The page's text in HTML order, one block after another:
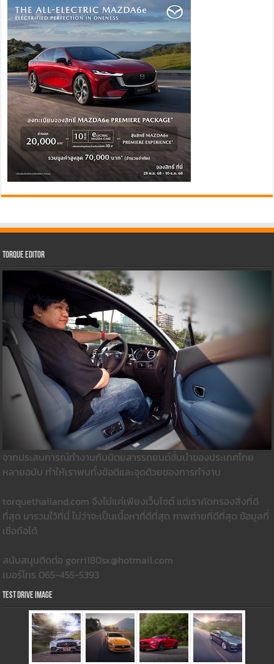
Torque Editor
จากประสบการณ์ทำงานกับนิตยสารรถยนต์ชั้นนำของประเทศไทย
หลายฉบับ ทำให้เราพบทั้งข้อดีและจุดด้วยของการทำงาน
torquethailand.com จึงไม่แค่เพียงเว็บไซต์ แต่เราคัดกรองสิ่งที่ดี
ที่สุด มารวมใว้ที่นี่ ไม่ว่าจะเป็นเนื้อหาที่ดีที่สุด ภาพถ่ายที่ดีที่สุด ข้อมูลที่
เชื่อถือได้
สนับสนุนติดต่อ gorri180sx@hotmail.com
เบอร์โทร 065-455-5393
Test Drive Image